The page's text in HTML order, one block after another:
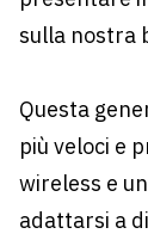
sulla nostra
Questa
più veloci e
wireless e
adattarsi a